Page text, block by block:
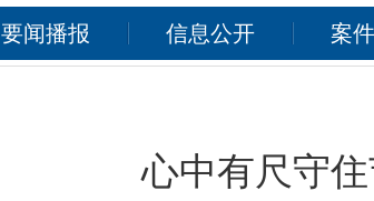
要闻播报 信息公开 案
心中有尺守